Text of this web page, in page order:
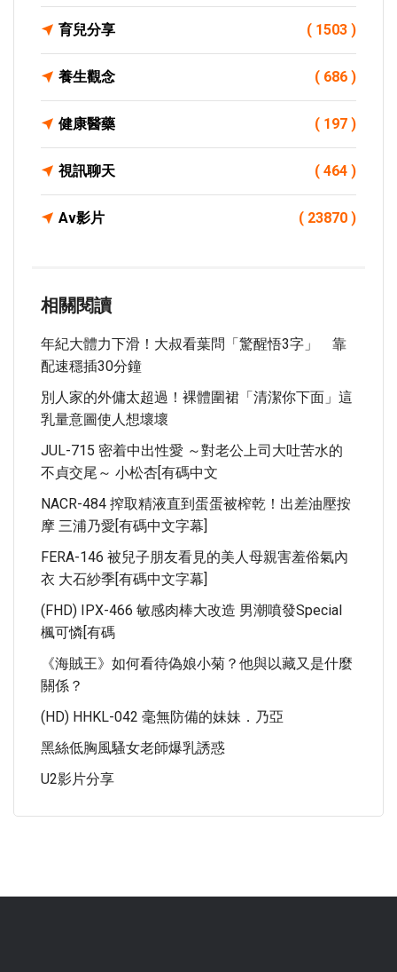
育兒分享 ( 1503 )
養生觀念 ( 686 )
健康醫藥 ( 197 )
視訊聊天 ( 464 )
Av影片 ( 23870 )
相關閱讀
年紀大體力下滑！大叔看葉問「驚醒悟3字」 靠
配速穩插30分鐘
別人家的外傭太超過！裸體圍裙「清潔你下面」這
乳量意圖使人想壞壞
JUL-715 密着中出性愛 ～對老公上司大吐苦水的
不貞交尾～ 小松杏[有碼中文
NACR-484 搾取精液直到蛋蛋被榨乾！出差油壓按
摩 三浦乃愛[有碼中文字幕]
FERA-146 被兒子朋友看見的美人母親害羞俗氣內
衣 大石紗季[有碼中文字幕]
(FHD) IPX-466 敏感肉棒大改造 男潮噴發special
楓可憐[有碼
《海賊王》如何看待偽娘小菊？他與以藏又是什麼
關係？
(HD) HHKL-042 毫無防備的妹妹．乃亞
黑絲低胸風騷女老師爆乳誘惑
U2影片分享